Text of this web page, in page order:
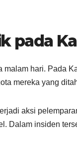
pada
malam hari. Pada
mereka yang
aksi
Dalam insiden